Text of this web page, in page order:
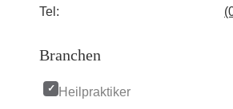
Tel:
Branchen
Heilpraktiker